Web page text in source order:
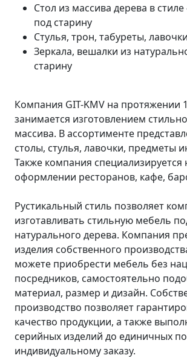
Стол из массива дерева в стиле
под старину
Стулья, трон, табуреты,
Зеркала, вешалки из
старину
Компания GIT-KMV на протяжении
занимается изготовлением
массива. В ассортименте
столы, стулья, лавочки, предметы
Также компания специализируется
оформлении ресторанов, кафе,
Рустикальный стиль позволяет
изготавливать стильную мебель
натурального дерева. Компания
изделия собственного
можете приобрести мебель без
посредников, самостоятельно
материал, размер и дизайн.
производство позволяет
качество продукции, а также
серийных изделий до единичных по
индивидуальному заказу.